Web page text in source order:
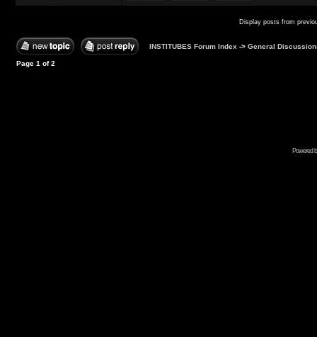
Display posts from
INSTITUBES Forum Index -> General
Page 1 of2
Powered